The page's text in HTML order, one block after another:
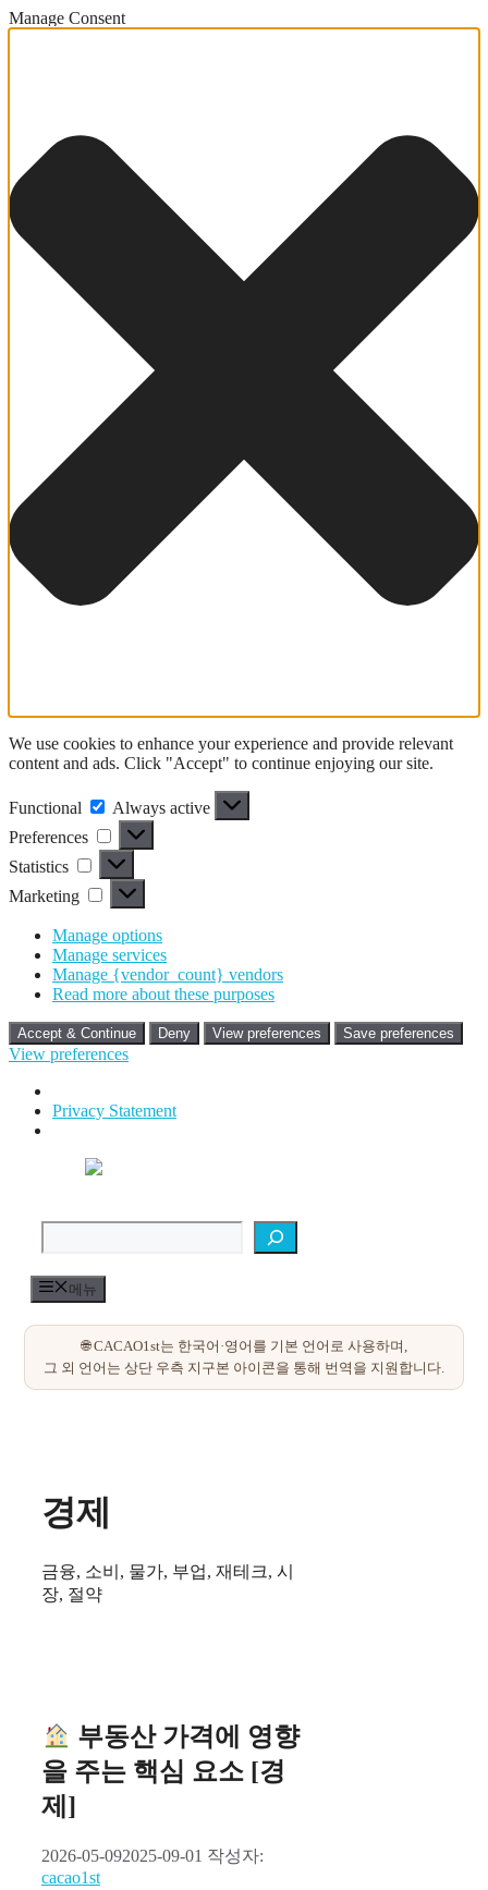
Manage Consent
We use cookies to enhance your experience and provide relevant
content and ads. Click "Accept" to continue enjoying our site.
Functional Functional
Always active
Preferences
Preferences
Statistics Statistics
Marketing Marketing
Manage options
Manage services
Manage {vendor_count} vendors
Read more about these purposes
Accept & Continue Deny View preferences Save preferences
View preferences
Privacy Statement
메뉴
경제
금융, 소비, 물가, 부업, 재테크, 시
장, 절약
부동산 가격에 영향
을 주는 핵심 요소 [경
제]
2026-05-092025-09-01 작성자:
cacao1st